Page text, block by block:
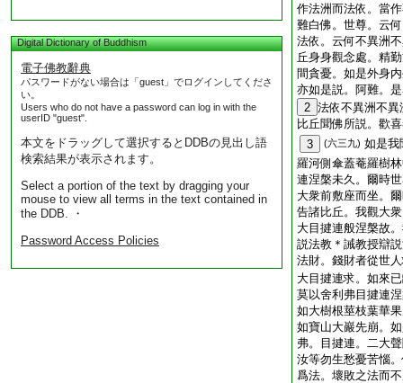
Digital Dictionary of Buddhism
電子佛教辭典
パスワードがない場合は「guest」でログインしてくださ
い。
Users who do not have a password can log in with the
userID "guest".
本文をドラッグして選択するとDDBの見出し語
検索結果が表示されます。
Select a portion of the text by dragging your
mouse to view all terms in the text contained in
the DDB. ・
Password Access Policies
作法洲而法依。當
難白佛。世尊。云
法依。云何不異洲
丘身身觀念處。精
間貪憂。如是外身
亦如是説。阿難。
2 法依不異洲不
比丘聞佛所説。歡
3
(六三九) 如是我
羅河側傘蓋菴羅樹
連涅槃未久。爾時
大衆前敷座而坐。
告諸比丘。我觀大
大目揵連般涅槃故
説法教＊誡教授辯
法財。錢財者從世
大目揵連求。如來
莫以舍利弗目揵連
如大樹根莖枝葉華
如寶山大巖先崩。
弗。目揵連。二大
汝等勿生愁憂苦惱
爲法。壞敗之法而